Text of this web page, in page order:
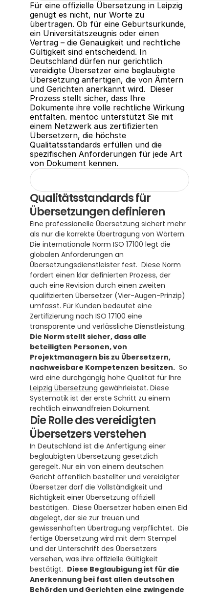
Für eine offizielle Übersetzung in Leipzig
genügt es nicht, nur Worte zu
übertragen. Ob für eine Geburtsurkunde,
ein Universitätszeugnis oder einen
Vertrag – die Genauigkeit und rechtliche
Gültigkeit sind entscheidend. In
Deutschland dürfen nur gerichtlich
vereidigte Übersetzer eine beglaubigte
Übersetzung anfertigen, die von Ämtern
und Gerichten anerkannt wird.  Dieser
Prozess stellt sicher, dass Ihre
Dokumente ihre volle rechtliche Wirkung
entfalten. mentoc unterstützt Sie mit
einem Netzwerk aus zertifizierten
Übersetzern, die höchste
Qualitätsstandards erfüllen und die
spezifischen Anforderungen für jede Art
von Dokument kennen.
Qualitätsstandards für
Übersetzungen definieren
Eine professionelle Übersetzung sichert mehr
als nur die korrekte Übertragung von Wörtern.
Die internationale Norm ISO 17100 legt die
globalen Anforderungen an
Übersetzungsdienstleister fest.  Diese Norm
fordert einen klar definierten Prozess, der
auch eine Revision durch einen zweiten
qualifizierten Übersetzer (Vier-Augen-Prinzip)
umfasst. Für Kunden bedeutet eine
Zertifizierung nach ISO 17100 eine
Die Norm stellt sicher, dass alle
beteiligten Personen, von
Projektmanagern bis zu Übersetzern,
nachweisbare Kompetenzen besitzen.
  So
Leipzig Übersetzung gewährleistet. Diese
Systematik ist der erste Schritt zu einem
rechtlich einwandfreien Dokument.
Die Rolle des vereidigten
Übersetzers verstehen
In Deutschland ist die Anfertigung einer
beglaubigten Übersetzung gesetzlich
geregelt. Nur ein von einem deutschen
Gericht öffentlich bestellter und vereidigter
Übersetzer darf die Vollständigkeit und
Richtigkeit einer Übersetzung offiziell
bestätigen.  Diese Übersetzer haben einen Eid
abgelegt, der sie zur treuen und
gewissenhaften Übertragung verpflichtet.  Die
fertige Übersetzung wird mit dem Stempel
und der Unterschrift des Übersetzers
versehen, was ihre offizielle Gültigkeit
bestätigt. Diese Beglaubigung ist für die
Anerkennung bei fast allen deutschen
Behörden und Gerichten eine zwingende